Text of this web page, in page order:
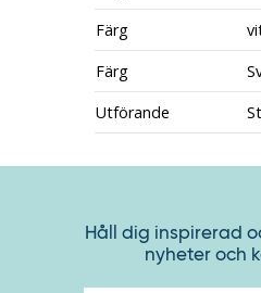
Färg
Färg
Utförande
Håll dig inspirerad
nyheter och